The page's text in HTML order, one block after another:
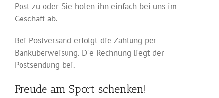
Post zu oder Sie holen ihn einfach bei uns im
Geschäft ab.
Bei Postversand erfolgt die Zahlung per
Banküberweisung. Die Rechnung liegt der
Postsendung bei.
Freude am Sport schenken!